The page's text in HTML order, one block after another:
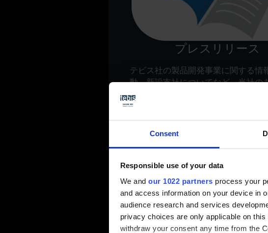
Consent
Responsible use of your data
We and our 1022 partners process your
and access information on your device in
audience research and services
privacy choices are only applicable on
withdraw your consent any time from the
プレスリリース
テビス社の製品開発事業に関する情
動、新設支社についてなど、当社の
詳しく見る